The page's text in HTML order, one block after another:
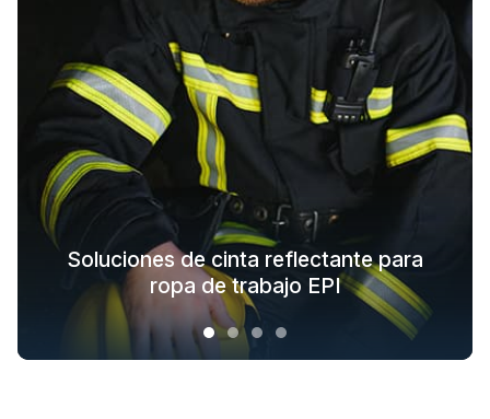
Soluciones de cinta reflectante para
ropa de trabajo EPI
Soluciones textiles reflectantes para
ropa de moda para exteriores
Soluciones de telas que brillan en la
oscuridad para prendas exteriores
Soluciones de ropa de seguridad
para toda la cadena industrial